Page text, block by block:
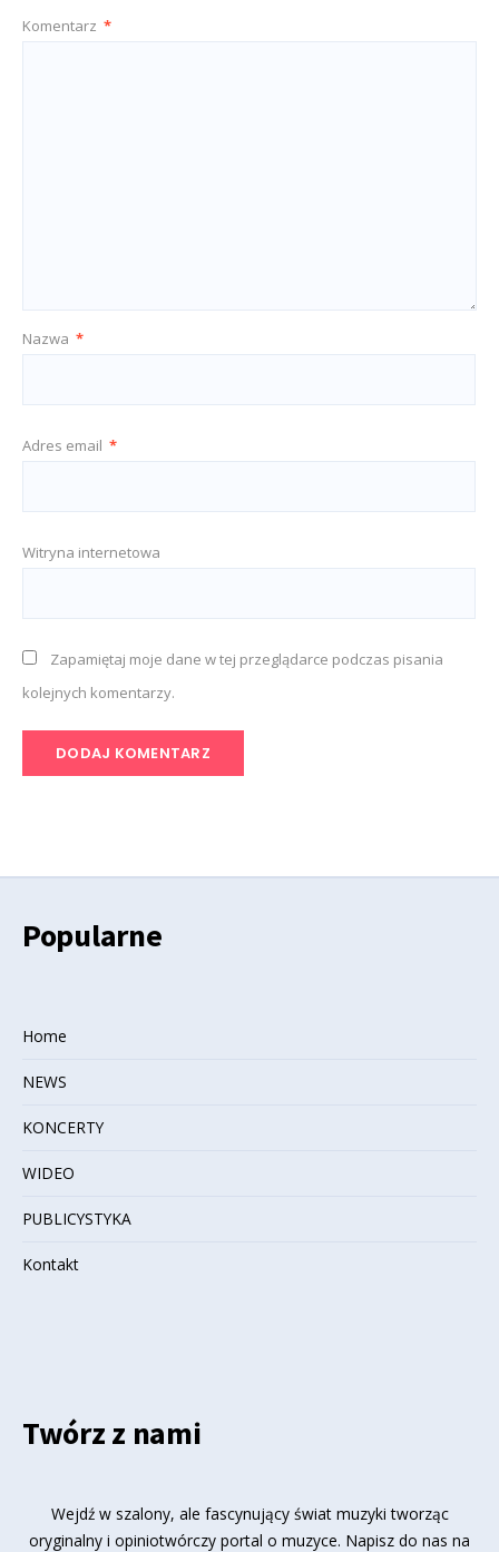
Komentarz *
Nazwa *
Adres email *
Witryna internetowa
Zapamiętaj moje dane w tej przeglądarce podczas pisania
kolejnych komentarzy.
Popularne
Home
NEWS
KONCERTY
WIDEO
PUBLICYSTYKA
Kontakt
Twórz z nami
Wejdź w szalony, ale fascynujący świat muzyki tworząc
oryginalny i opiniotwórczy portal o muzyce. Napisz do nas na